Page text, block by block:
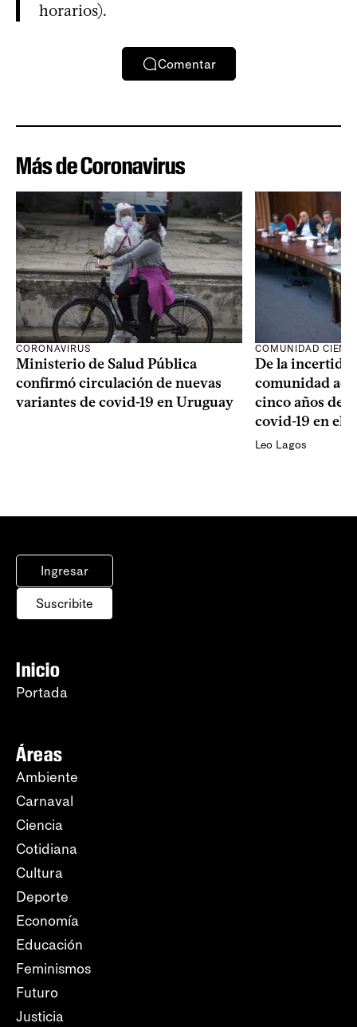
horarios).
Comentar
Más de Coronavirus
CORONAVIRUS
Ministerio de Salud Pública
confirmó circulación de nuevas
variantes de covid-19 en Uruguay
COMUNIDAD
De la
comunidad
cinco años de
covid-19 en el
Leo Lagos
Ingresar
Suscribite
Inicio
Portada
Áreas
Ambiente
Carnaval
Ciencia
Cotidiana
Cultura
Deporte
Economía
Educación
Feminismos
Futuro
Justicia